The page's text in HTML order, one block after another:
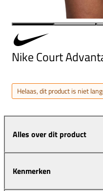
Nike Court
Helaas, dit product is niet
Alles over dit product
Kenmerken